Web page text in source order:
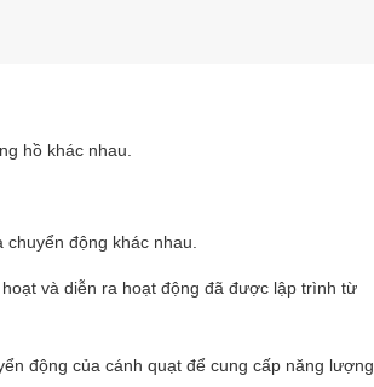
hồ khác nhau.
động khác nhau.
và diễn ra hoạt động đã được lập trình từ
động của cánh quạt để cung cấp năng lượng,